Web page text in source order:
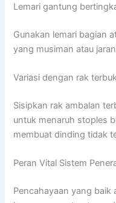
Lemari gantung
Gunakan lemari bagian
yang musiman atau
Variasi dengan rak
Sisipkan rak ambalan
untuk menaruh stoples
membuat dinding tidak
Peran Vital Sistem
Pencahayaan yang baik